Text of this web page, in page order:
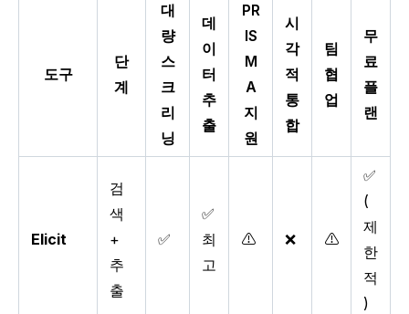
도구
단
계
대
량
스
크
리
닝
데
이
터
추
출
PR
IS
M
A
지
원
시
각
적
통
합
팀
협
업
무
료
플
랜
Elicit
검
색
+
추
출
✅
✅
최
고
⚠️ ❌ ⚠️
✅
(
제
한
적
)